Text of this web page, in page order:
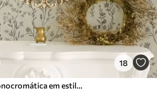
18
Relva de prado monocromática em estilo vintage